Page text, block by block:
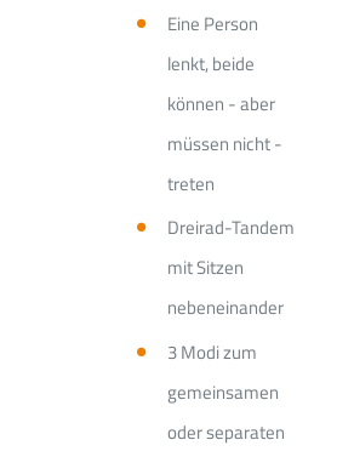
Eine Person
lenkt, beide
können - aber
müssen nicht -
treten
Dreirad-Tandem
mit Sitzen
nebeneinander
3 Modi zum
gemeinsamen
oder separaten